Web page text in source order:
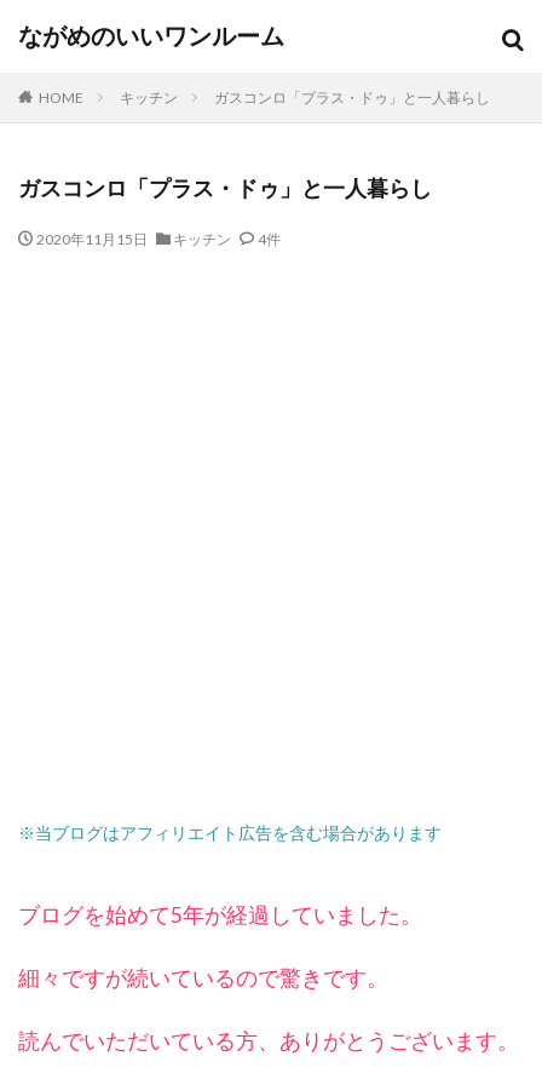
ながめのいいワンルーム
HOME キッチン ガスコンロ「プラス・ドゥ」と一人暮らし
ガスコンロ「プラス・ドゥ」と一人暮らし
2020年11月15日 キッチン 4件
※当ブログはアフィリエイト広告を含む場合があります
ブログを始めて5年が経過していました。
細々ですが続いているので驚きです。
読んでいただいている方、ありがとうございます。